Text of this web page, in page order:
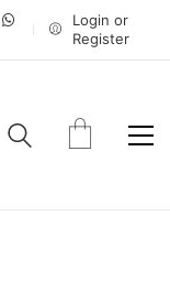
Login or
Register